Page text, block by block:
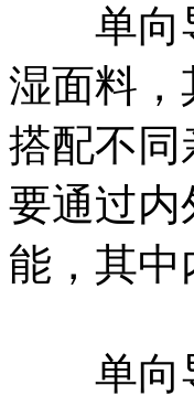
单向导
湿面料，
搭配不同
要通过内
能，其
单向导